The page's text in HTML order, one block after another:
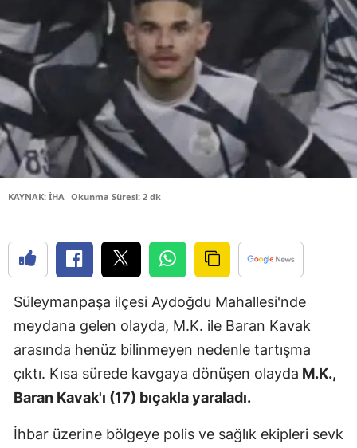
Bolu
Burdur
Bursa
Çanakkale
Çankırı
Çorum
Diyarbakır
Edirne
Elazığ
Erzincan
Erzurum
Gaziantep
KAYNAK: İHA Okunma Süresi: 2 dk
Süleymanpaşa ilçesi Aydoğdu Mahallesi'nde
meydana gelen olayda, M.K. ile Baran Kavak
arasında henüz bilinmeyen nedenle tartışma
çıktı. Kısa sürede kavgaya dönüşen olayda M.K.,
Baran Kavak'ı (17) bıçakla yaraladı.
İhbar üzerine bölgeye polis ve sağlık ekipleri sevk